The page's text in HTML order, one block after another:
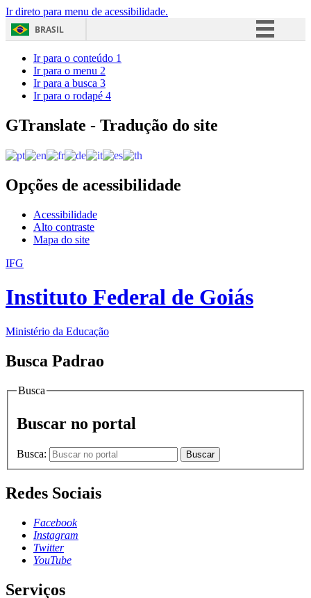
Ir direto para menu de acessibilidade.
BRASIL
Acesso à informação
Ir para o conteúdo 1
Ir para o menu 2
Ir para a busca 3
Ir para o rodapé 4
GTranslate - Tradução do site
Opções de acessibilidade
Acessibilidade
Alto contraste
Mapa do site
IFG
Instituto Federal de Goiás
Ministério da Educação
Busca Padrao
Busca
Buscar no portal
Busca: Buscar
Redes Sociais
Facebook
Instagram
Twitter
YouTube
Serviços